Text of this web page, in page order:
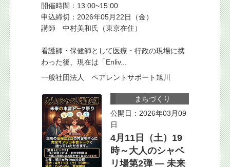
開催時間：13:00~15:00
申込締切：2026年05月22日（金）
講師 中村美和氏（東京在住）
看護師・保健師として医療・行政の現場に携
わった後、現在は「Enliv...
一般社団法人 ペアレントサポート旭川
まちづくり
公開日：2026年03月09
日
4月11日（土）19
時～大人のシャベ
リ場第2弾 ― 未来